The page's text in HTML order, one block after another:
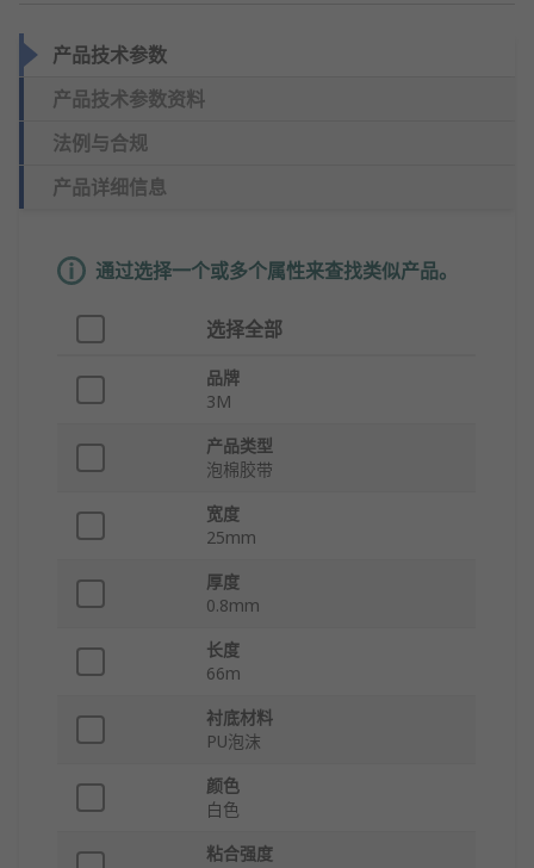
产品技术参数
产品技术参数资料
法例与合规
产品详细信息
通过选择一个或多个属性来查找类似产品。
选择全部
品牌
3M
产品类型
泡棉胶带
宽度
25mm
厚度
0.8mm
长度
66m
衬底材料
PU泡沫
颜色
白色
粘合强度